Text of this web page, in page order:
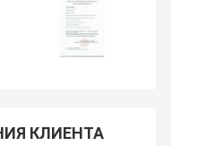
КЛИЕНТА